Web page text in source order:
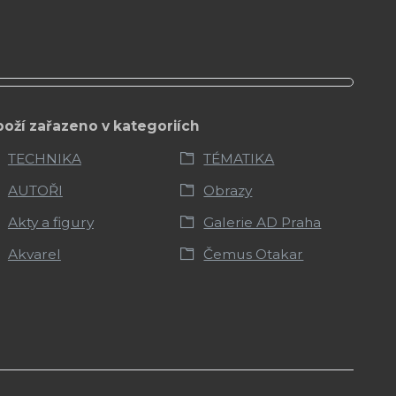
zařazeno v kategoriích
TECHNIKA
TÉMATIKA
AUTOŘI
Obrazy
Akty a figury
Galerie AD Praha
Akvarel
Čemus Otakar